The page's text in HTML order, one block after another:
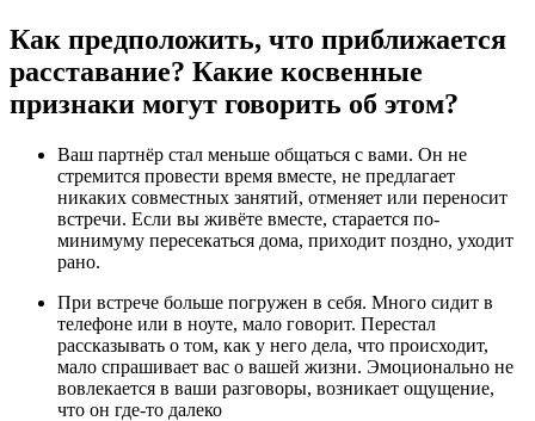
Как предположить, что приближается
расставание? Какие косвенные
признаки могут говорить об этом?
Ваш партнёр стал меньше общаться с вами. Он не
стремится провести время вместе, не предлагает
никаких совместных занятий, отменяет или переносит
встречи. Если вы живёте вместе, старается по-
минимуму пересекаться дома, приходит поздно, уходит
рано.
При встрече больше погружен в себя. Много сидит в
телефоне или в ноуте, мало говорит. Перестал
рассказывать о том, как у него дела, что происходит,
мало спрашивает вас о вашей жизни. Эмоционально не
вовлекается в ваши разговоры, возникает ощущение,
что он где-то далеко